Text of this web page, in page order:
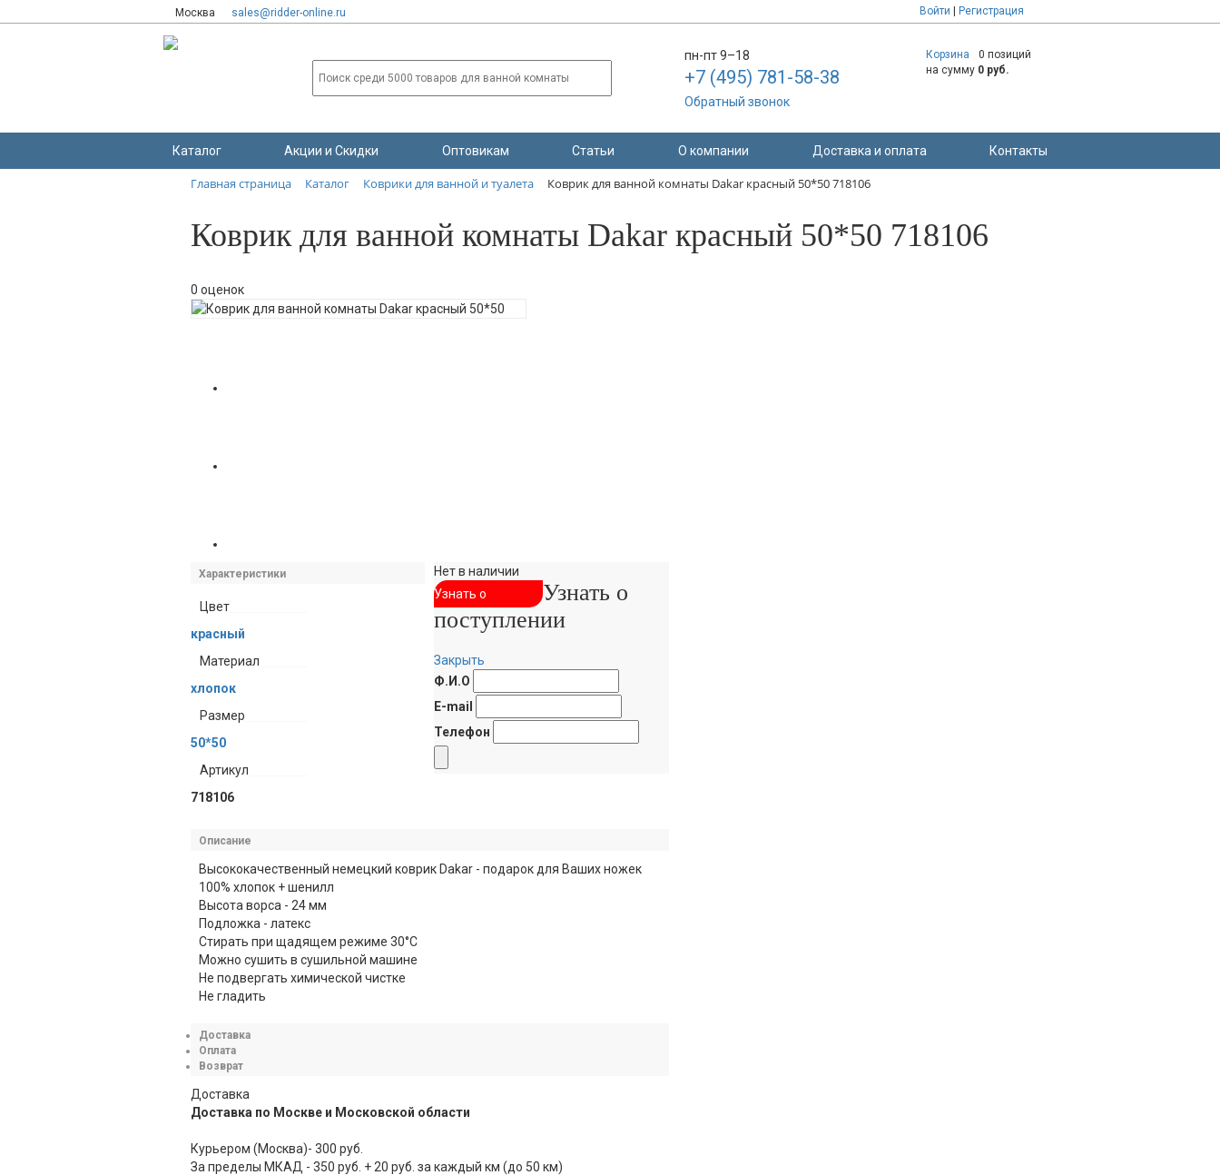
Москва sales@ridder-online.ru Войти Регистрация
пн-пт 9–18
+7 (495) 781-58-38
Обратный звонок
Корзина
0 позиций
на сумму 0 руб.
Каталог Акции и Скидки Оптовикам Статьи О компании Доставка и оплата Контакты
Главная страница Каталог Коврики для ванной и туалета Коврик для ванной комнаты Dakar красный 50*50 718106
Коврик для ванной комнаты Dakar красный 50*50 718106
0 оценок
Характеристики
Цвет
красный
Материал
хлопок
Размер
50*50
Артикул
718106
Нет в наличии
Узнать о
поступлении
Узнать о
поступлении
Закрыть
Ф.И.О
E-mail
Телефон
Описание
Высококачественный немецкий коврик Dakar - подарок для Ваших ножек
100% хлопок + шенилл
Высота ворса - 24 мм
Подложка - латекс
Стирать при щадящем режиме 30°С
Можно сушить в сушильной машине
Не подвергать химической чистке
Не гладить
Доставка
Оплата
Возврат
Доставка
Доставка по Москве и Московской области
Курьером (Москва)- 300 руб.
За пределы МКАД - 350 руб. + 20 руб. за каждый км (до 50 км)